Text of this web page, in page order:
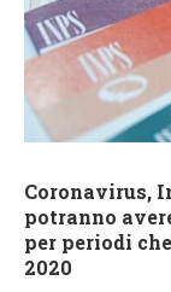
Coronavirus,
potranno
per periodi
2020